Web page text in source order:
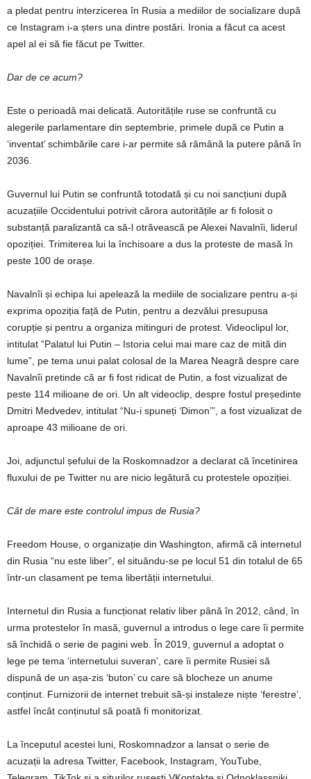
a pledat pentru interzicerea în Rusia a mediilor de socializare după
ce Instagram i-a șters una dintre postări. Ironia a făcut ca acest
apel al ei să fie făcut pe Twitter.
Dar de ce acum?
Este o perioadă mai delicată. Autoritățile ruse se confruntă cu
alegerile parlamentare din septembrie, primele după ce Putin a
‘inventat’ schimbările care i-ar permite să rămână la putere până în
2036.
Guvernul lui Putin se confruntă totodată și cu noi sancțiuni după
acuzațiile Occidentului potrivit cărora autoritățile ar fi folosit o
substanță paralizantă ca să-l otrăvească pe Alexei Navalnîi, liderul
opoziției. Trimiterea lui la închisoare a dus la proteste de masă în
peste 100 de orașe.
Navalnîi și echipa lui apelează la mediile de socializare pentru a-și
exprima opoziția față de Putin, pentru a dezvălui presupusa
corupție și pentru a organiza mitinguri de protest. Videoclipul lor,
intitulat “Palatul lui Putin – Istoria celui mai mare caz de mită din
lume”, pe tema unui palat colosal de la Marea Neagră despre care
Navalnîi pretinde că ar fi fost ridicat de Putin, a fost vizualizat de
peste 114 milioane de ori. Un alt videoclip, despre fostul președinte
Dmitri Medvedev, intitulat “Nu-i spuneți ‘Dimon’”, a fost vizualizat de
aproape 43 milioane de ori.
Joi, adjunctul șefului de la Roskomnadzor a declarat că încetinirea
fluxului de pe Twitter nu are nicio legătură cu protestele opoziției.
Cât de mare este controlulimpus de Rusia?
Freedom House, o organizație din Washington, afirmă că internetul
din Rusia “nu este liber”, el situându-se pe locul 51 din totalul de 65
într-un clasament pe tema libertății internetului.
Internetul din Rusia a funcționat relativ liber până în 2012, când, în
urma protestelor în masă, guvernul a introdus o lege care îi permite
să închidă o serie de pagini web. În 2019, guvernul a adoptat o
lege pe tema ‘internetului suveran’, care îi permite Rusiei să
dispună de un așa-zis ‘buton’ cu care să blocheze un anume
conținut. Furnizorii de internet trebuit să-și instaleze niște ‘ferestre’,
astfel încât conținutul să poată fi monitorizat.
La începutul acestei luni, Roskomnadzor a lansat o serie de
acuzații la adresa Twitter, Facebook, Instagram, YouTube,